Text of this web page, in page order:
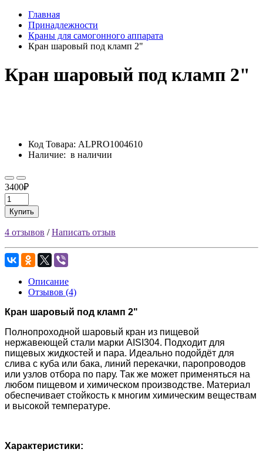
Главная
Принадлежности
Краны для самогонного аппарата
Кран шаровый под кламп 2"
Кран шаровый под кламп 2"
Код Товара: ALPRO1004610
Наличие: в наличии
3400₽
Купить
4 отзывов /Написать отзыв
Описание
Отзывов (4)
Кран шаровый под кламп 2"
Полнопроходной шаровый кран из пищевой
нержавеющей стали марки AISI304. Подходит для
пищевых жидкостей и пара. Идеально подойдёт для
слива с куба или бака, линий перекачки, паропроводов
или узлов отбора по пару. Так же может применяться на
любом пищевом и химическом производстве. Материал
обеспечивает стойкость к многим химическим веществам
и высокой температуре.
Характеристики: